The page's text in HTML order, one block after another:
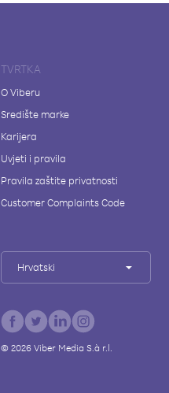
TVRTKA
O Viberu
Središte marke
Karijera
Uvjeti i pravila
Pravila zaštite privatnosti
Customer Complaints Code
Hrvatski
© 2026Viber Media S.à r.l.